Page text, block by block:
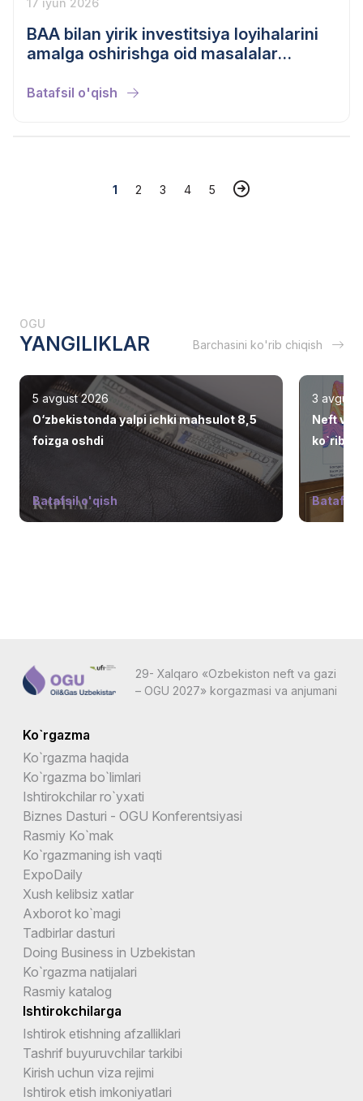
BAA bilan yirik investitsiya loyihalarini
amalga oshirishga oid masalalar
Batafsil o'qish
1 2 3 4 5
OGU
YANGILIKLAR Barchasini ko'rib chiqish
5 avgust 2026
O‘zbekistonda yalpi ichki mahsulot 8,5
foizga oshdi
Batafsil o'qish
3 avgust
Neft va
ko`rib
Batafsil
29- Xalqaro «Ozbekiston neft va gazi
– OGU 2027» korgazmasi va anjumani
Ko`rgazma
Ko`rgazma haqida
Ko`rgazma bo`limlari
Ishtirokchilar ro`yxati
Biznes Dasturi - OGU Konferentsiyasi
Rasmiy Ko`mak
Ko`rgazmaning ish vaqti
ExpoDaily
Xush kelibsiz xatlar
Axborot ko`magi
Tadbirlar dasturi
Doing Business in Uzbekistan
Ko`rgazma natijalari
Rasmiy katalog
Ishtirokchilarga
Ishtirok etishning afzalliklari
Tashrif buyuruvchilar tarkibi
Kirish uchun viza rejimi
Ishtirok etish imkoniyatlari